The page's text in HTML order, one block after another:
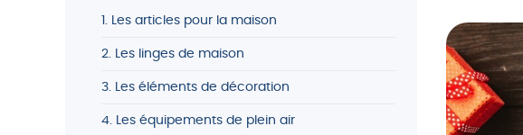
1. Les articles pour la maison
2. Les linges de maison
3. Les éléments de décoration
4. Les équipements de plein air